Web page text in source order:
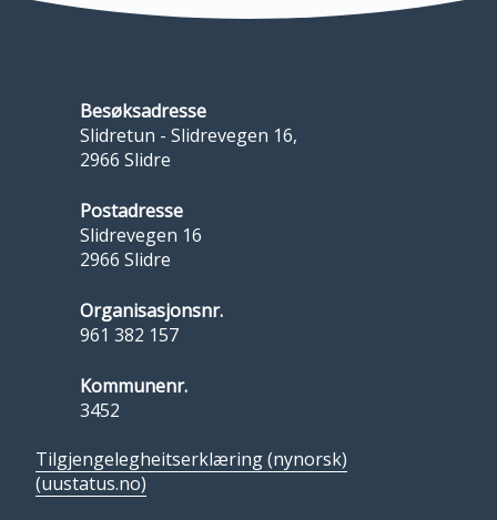
Besøksadresse
Slidretun - Slidrevegen 16,
2966 Slidre
Postadresse
Slidrevegen 16
2966 Slidre
Organisasjonsnr.
961 382 157
Kommunenr.
3452
Tilgjengelegheitserklæring (nynorsk)
(uustatus.no)